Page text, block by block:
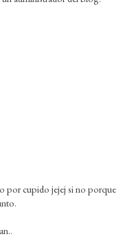
por cupido jejej si no porque